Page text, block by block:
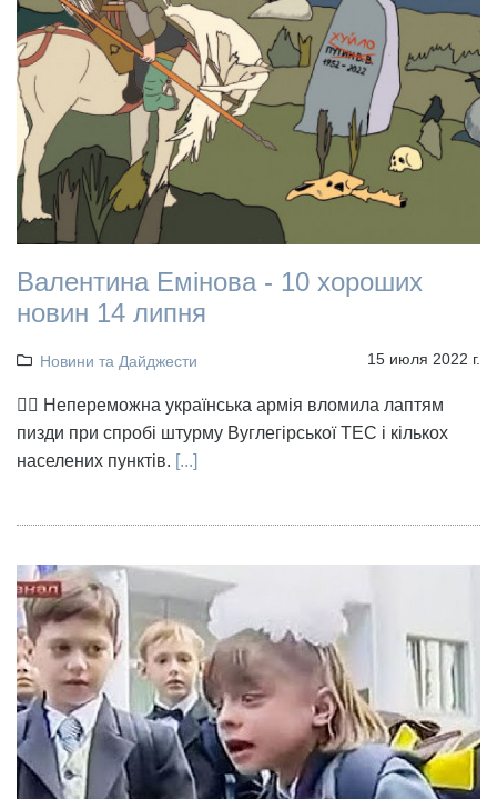
Валентина Емінова - 10 хороших
новин 14 липня
Новини та Дайджести 15 июля 2022 г.
👉🏻 Непереможна українська армія вломила лаптям
пизди при спробі штурму Вуглегірської ТЕС і кількох
населених пунктів. [...]